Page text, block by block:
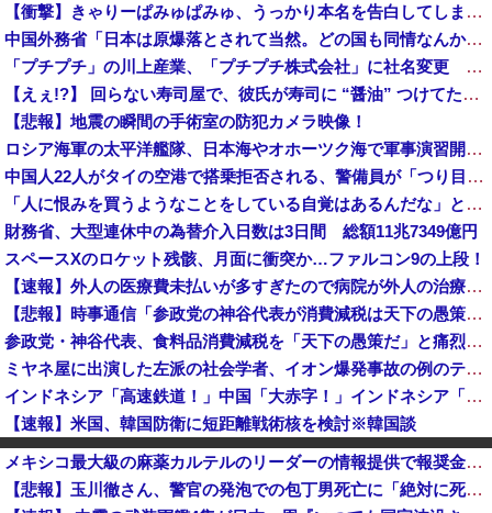
【衝撃】きゃりーぱみゅぱみゅ、うっかり本名を告白してしまう！！！！！
中国外務省「日本は原爆落とされて当然。どの国も同情なんかしない」
「プチプチ」の川上産業、「プチプチ株式会社」に社名変更 創業58年で [8/7]
【えぇ!?】 回らない寿司屋で、彼氏が寿司に “醤油” つけてた→私「は？30にもなって、醤油つけるとか恥ずかしい！ドン引き！低レベル!! 回転寿司しか行ったことない人はこれだから…」
【悲報】地震の瞬間の手術室の防犯カメラ映像！
ロシア海軍の太平洋艦隊、日本海やオホーツク海で軍事演習開始…ウクライナ支援続ける日本を威嚇か！
中国人22人がタイの空港で搭乗拒否される、警備員が「つり目」ジェスチャー―香港メディア [8/6]
「人に恨みを買うようなことをしている自覚はあるんだな」と高市首相を嘲笑った左派、平和記念式典での演説にケチを付けるも……
財務省、大型連休中の為替介入日数は3日間 総額11兆7349億円
スペースXのロケット残骸、月面に衝突か…ファルコン9の上段！
【速報】外人の医療費未払いが多すぎたので病院が外人の治療を断るようになってしまう
【悲報】時事通信「参政党の神谷代表が消費減税は天下の愚策と批判してるぞ！」 → 安藤幹事長「タイトルに偽りあり！『参政党は消費税廃止派、減税派』...
参政党・神谷代表、食料品消費減税を「天下の愚策だ」と痛烈批判！
ミヤネ屋に出演した左派の社会学者、イオン爆発事故の例のテナントに理解を示して……
インドネシア「高速鉄道！」中国「大赤字！」インドネシア「運営会社の株式購入！（負債対策」中国「はい（巨額負債」インドネシア「700km延伸計画！...
【速報】米国、韓国防衛に短距離戦術核を検討※韓国談
新党設立についてひろゆきさん「公約守らなかったら給料を差し押さえて市民に配ります」「平均的な収入の人が結婚できるようにしなければならない」
メキシコ最大級の麻薬カルテルのリーダーの情報提供で報奨金約39億円！
【悲報】玉川徹さん、警官の発泡での包丁男死亡に「絶対に死刑にならない罪なのに警察が死刑にした！」 → 元警官のマジレスがコチラ → ………